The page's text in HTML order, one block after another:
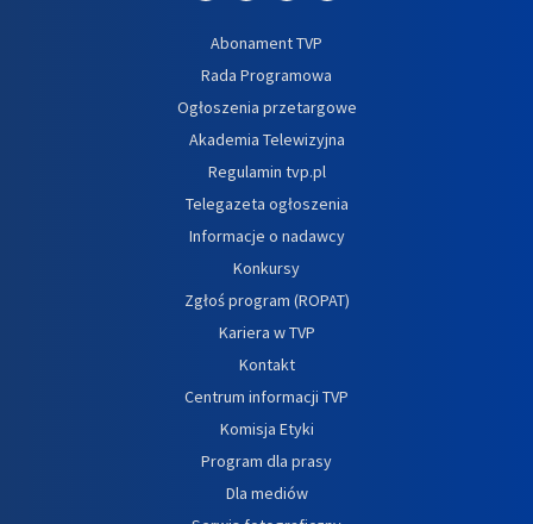
Abonament TVP
Rada Programowa
Ogłoszenia przetargowe
Akademia Telewizyjna
Regulamin tvp.pl
Telegazeta ogłoszenia
Informacje o nadawcy
Konkursy
Zgłoś program (ROPAT)
Kariera w TVP
Kontakt
Centrum informacji TVP
Komisja Etyki
Program dla prasy
Dla mediów